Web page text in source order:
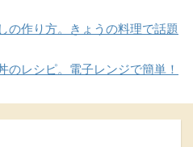
の作り方。きょうの料理で話題
のレシピ。電子レンジで簡単！